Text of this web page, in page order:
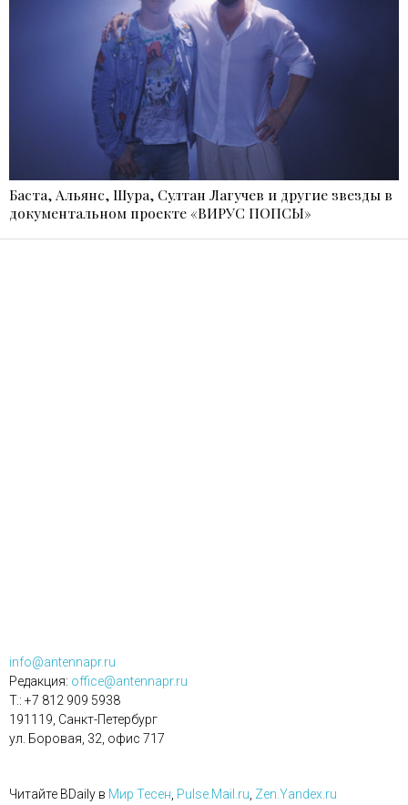
Баста, Альянс, Шура, Султан Лагучев и другие звезды в
документальном проекте «ВИРУС ПОПСЫ»
info@antennapr.ru
Редакция: office@antennapr.ru
T.: +7 812 909 5938
191119, Санкт-Петербург
ул. Боровая, 32, офис 717
Читайте BDaily в Мир Тесен Pulse.Mail.ru Zen.Yandex.ru